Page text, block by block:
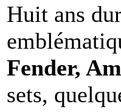
Huit ans
Fender,
sets,